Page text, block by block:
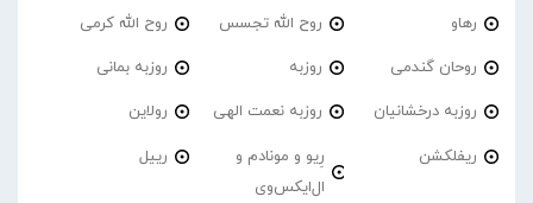
رهاو روح الله تجسس روح الله کرمی
روحان گندمی روزبه روزبه بمانی
روزبه درخشانیان روزبه نعمت الهی رولاین
ریفلکشن
رِیو و مونادم و
ال‌ایکس‌وی
رییل